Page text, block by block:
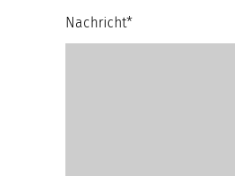
Nachricht*